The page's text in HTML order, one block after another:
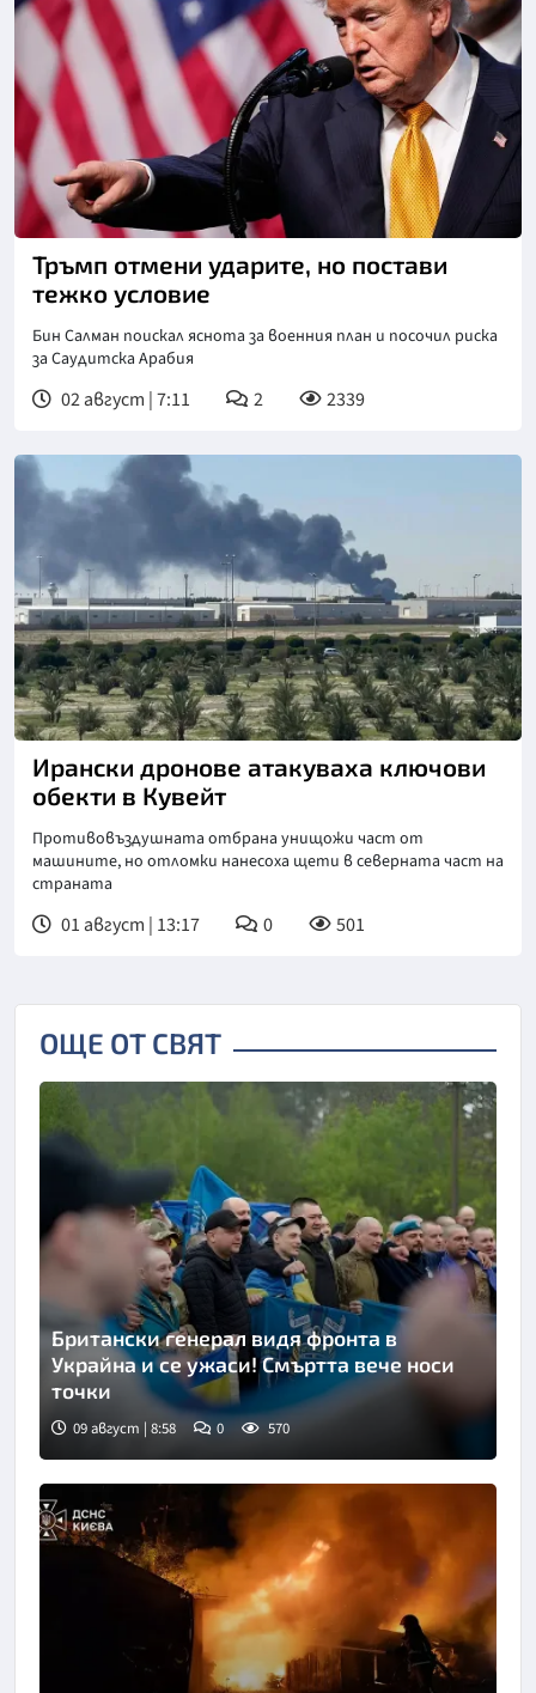
Снимка: Асошиейтед прес
Тръмп отмени ударите, но постави
тежко условие
Бин Салман поискал яснота за военния план и посочил риска
за Саудитска Арабия
02 август | 7:11 2 2339
Ирански дронове атакуваха ключови
обекти в Кувейт
Противовъздушната отбрана унищожи част от
машините, но отломки нанесоха щети в северната част на
страната
01 август | 13:17 0 501
ОЩЕ ОТ СВЯТ
Снимка: Укринформ
Британски генерал видя фронта в
Украйна и се ужаси! Смъртта вече носи
точки
09 август | 8:58 0 570